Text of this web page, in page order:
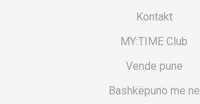
Kontakt
MY:TIME Club
Vende pune
Bashkëpuno me ne